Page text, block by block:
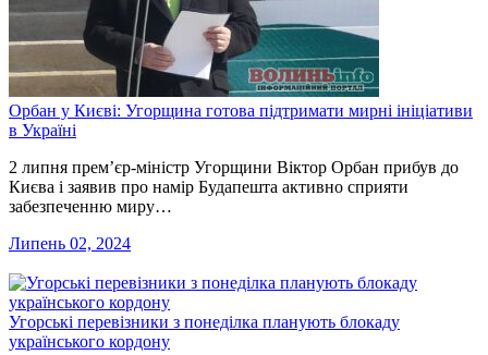
Орбан у Києві: Угорщина готова підтримати мирні ініціативи
в Україні
2 липня прем’єр-міністр Угорщини Віктор Орбан прибув до
Києва і заявив про намір Будапешта активно сприяти
забезпеченню миру…
Липень 02, 2024
Угорські перевізники з понеділка планують блокаду
українського кордону